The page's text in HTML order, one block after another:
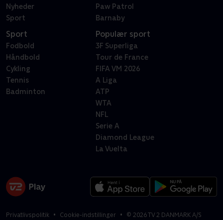
Nyheder
Sport
Paw Patrol
Barnaby
Sport
Fodbold
Håndbold
Cykling
Tennis
Badminton
Populær sport
3F Superliga
Tour de France
FIFA VM 2026
A Liga
ATP
WTA
NFL
Serie A
Diamond League
La Vuelta
Privatlivspolitik Cookie-indstillinger © 2026TV 2 DANMARK A/S